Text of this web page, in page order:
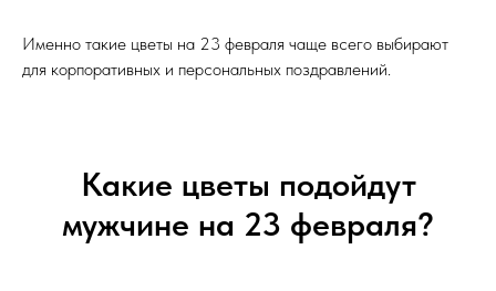
Именно такие цветы на 23 февраля чаще всего выбирают
для корпоративных и персональных поздравлений.
Какие цветы подойдут
мужчине на 23 февраля?